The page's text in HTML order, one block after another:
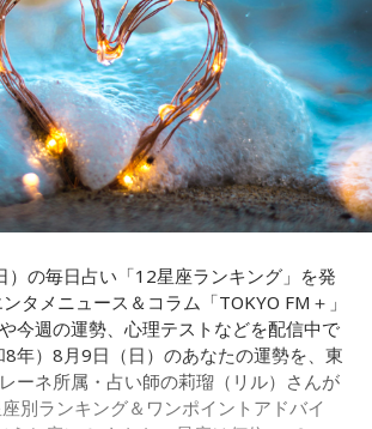
らもあなたの一部。自分の中の両方を知
ざという時の本当の強さになるのかもし
ル：蝶ちょ（ちょうちょ）
所属。電話占いメルにも出演。第六感で
針盤ヒーラー。霊感タロット、四柱推
ーダーメイドの鑑定を手掛ける。転職、
の経験から、今どう動くべきか悩む人に
selene-uranai.com/
www.youtube.com/@ataru-uranai
盤に差し掛かり、古巣・ヤクルトにとっ
宮球場の一戦での髙津氏ならではの視点
ウアップナイター』では、今後も60周年
ヤーにふさわしい球界のレジェンドたち
解説者として登場する。さらに、リスナ
の味覚や現金が当たるプレゼント企画も
ント
の毎日占い「12星座ランキング」を発
タメニュース＆コラム「TOKYO FM＋」
今週の運勢、心理テストなどを配信中で
年）8月9日（日）のあなたの運勢を、東
ーネ所属・占い師の莉瑠（リル）さんが
別ランキング＆ワンポイントアドバイ